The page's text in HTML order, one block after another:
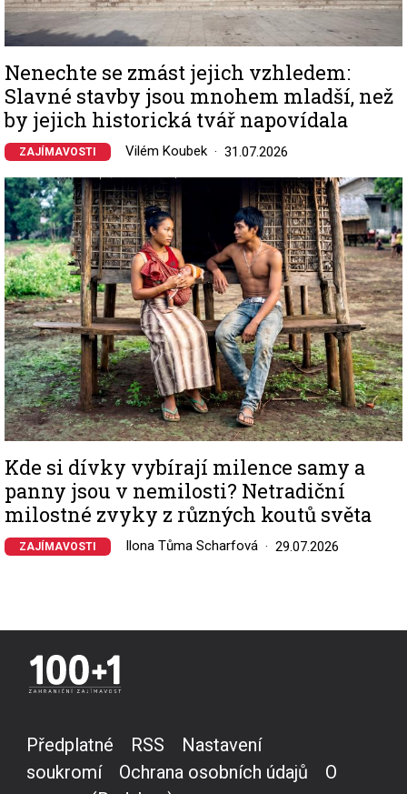
Nenechte se zmást jejich vzhledem:
Slavné stavby jsou mnohem mladší, než
by jejich historická tvář napovídala
ZAJÍMAVOSTI Vilém Koubek 31.07.2026
Image
Kde si dívky vybírají milence samy a
panny jsou v nemilosti? Netradiční
milostné zvyky z různých koutů světa
ZAJÍMAVOSTI Ilona Tůma Scharfová 29.07.2026
Předplatné RSS
Nastavení
soukromí
Ochrana osobních údajů
O